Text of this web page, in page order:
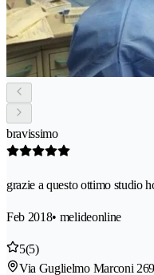
bravissimo
grazie a questo ottimo studio
Feb 2018• melideonline
5(5)
Via Guglielmo Marconi 2